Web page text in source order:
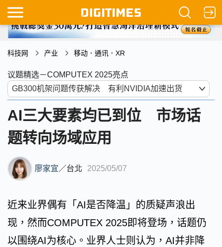
科技网 产业 移动．通讯．XR
议题精选－COMPUTEX 2025亮点
AI三大要素均已到位 市场话
题转向场域应用
廖家宜／台北 2025/05/07
近来业界偶有「AI是否降温」的质疑声浪出
现，然而COMPUTEX 2025即将登场，话题仍
以围绕AI为核心。业界人士则认为，AI并非降